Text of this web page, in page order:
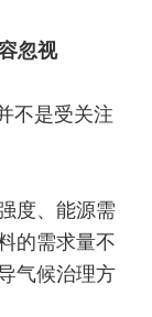
忽视
不是受关注
度、能源需
的需求量不
气候治理方